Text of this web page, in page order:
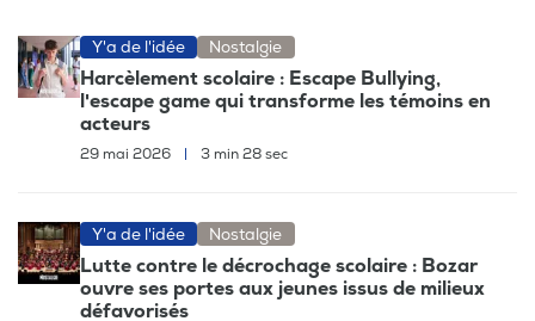
Y'a de l'idée Nostalgie
Harcèlement scolaire : Escape Bullying,
l'escape game qui transforme les témoins en
acteurs
29 mai 2026 3 min 28 sec
Y'a de l'idée Nostalgie
Lutte contre le décrochage scolaire : Bozar
ouvre ses portes aux jeunes issus de milieux
défavorisés